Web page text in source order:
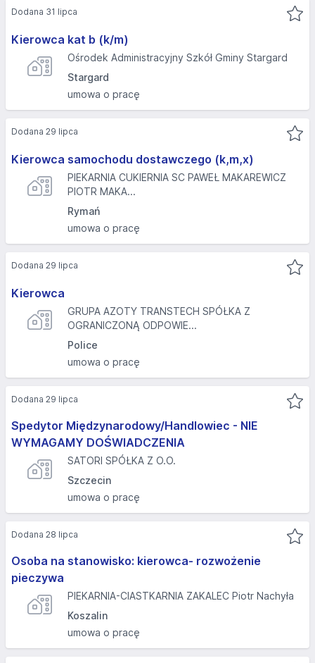
Kierowca kat b (k/m)
Ośrodek Administracyjny Szkół Gminy Stargard
Stargard
umowa o pracę
Dodana 31 lipca
Kierowca samochodu dostawczego (k,m,x)
PIEKARNIA CUKIERNIA SC PAWEŁ MAKAREWICZ
PIOTR MAKA...
Rymań
umowa o pracę
Dodana 29 lipca
Kierowca
GRUPA AZOTY TRANSTECH SPÓŁKA Z
OGRANICZONĄ ODPOWIE...
Police
umowa o pracę
Dodana 29 lipca
Spedytor Międzynarodowy/Handlowiec - NIE
WYMAGAMY DOŚWIADCZENIA
SATORI SPÓŁKA Z O.O.
Szczecin
umowa o pracę
Dodana 29 lipca
Osoba na stanowisko: kierowca- rozwożenie
pieczywa
PIEKARNIA-CIASTKARNIA ZAKALEC Piotr Nachyła
Koszalin
umowa o pracę
Dodana 28 lipca